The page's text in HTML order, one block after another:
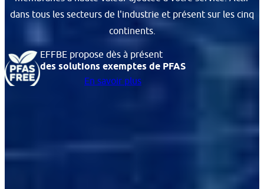
dans tous les secteurs de l'industrie et présent sur les cinq
continents.
EFFBE propose dès à présent
des solutions exemptes de PFAS
En savoir plus